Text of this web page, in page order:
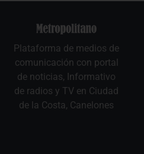
Plataforma de medios de
comunicación con portal
de noticias, Informativo
de radios y TV en Ciudad
de la Costa, Canelones